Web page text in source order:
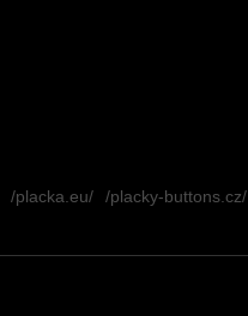
/placka.eu/ /placky-buttons.cz/